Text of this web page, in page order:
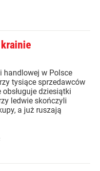
krainie
handlowej w Polsce
tysiące sprzedawców
dziesiątki
ledwie skończyli
a już ruszają